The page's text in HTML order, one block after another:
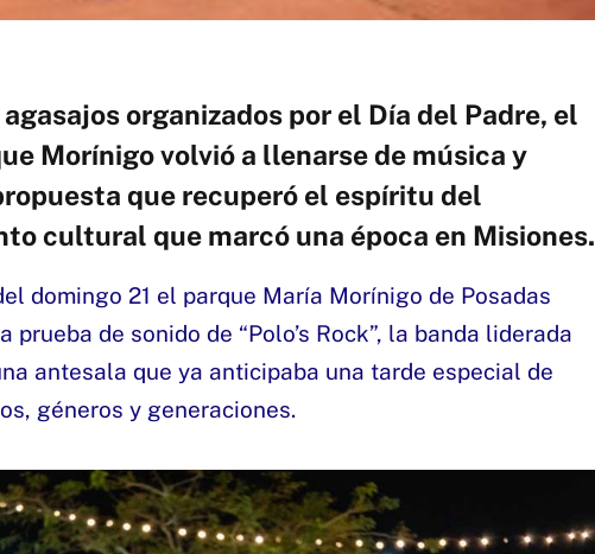
organizados por el Día del Padre, el
Morínigo volvió a llenarse de música y
que recuperó el espíritu del
cultural que marcó una época en Misiones.
domingo 21 el parque María Morínigo de Posadas
prueba de sonido de “Polo’s Rock”, la banda liderada
antesala que ya anticipaba una tarde especial de
géneros y generaciones.